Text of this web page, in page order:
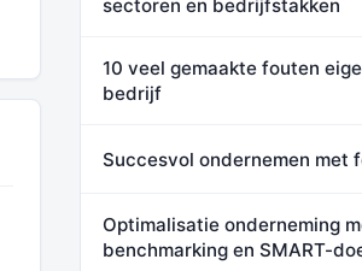
sectoren en bedrijfstakken
10 veel gemaakte fouten
bedrijf
Succesvol ondernemen met
Optimalisatie onderneming
benchmarking en SMART-